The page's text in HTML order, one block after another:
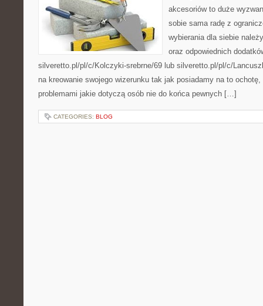
akcesoriów to duże
sobie sama radę z
wybierania dla siebie
oraz odpowiednich
silveretto.pl/pl/c/Kolczyki-srebrne/69 lub silveretto.pl/pl/c/
na kreowanie swojego wizerunku tak jak posiadamy na to
problemami jakie dotyczą osób nie do końca pewnych […]
CATEGORIES: BLOG